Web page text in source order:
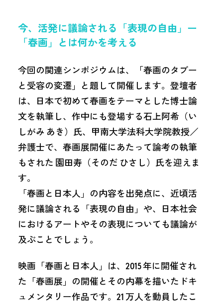
今、活発に議論される「表現の自由」ー
「春画」とは何かを考える
今回の関連シンポジウムは、「春画のタブー
と受容の変遷」と題して開催します。登壇者
は、日本で初めて春画をテーマとした博士論
文を執筆し、作中にも登場する石上阿希（い
しがみ あき）氏、甲南大学法科大学院教授／
弁護士で、春画展開催にあたって論考の執筆
もされた 園田寿（そのだ ひさし）氏を迎えま
す。
「春画と日本人」の内容を出発点に、近頃活
発に議論される「表現の自由」や、日本社会
におけるアートやその表現についても議論が
及ぶことでしょう。
映画「春画と日本人」は、2015 年に開催され
た「春画展」の開催とその内幕を描いたドキ
ュメンタリー作品です。21 万人を動員したこ